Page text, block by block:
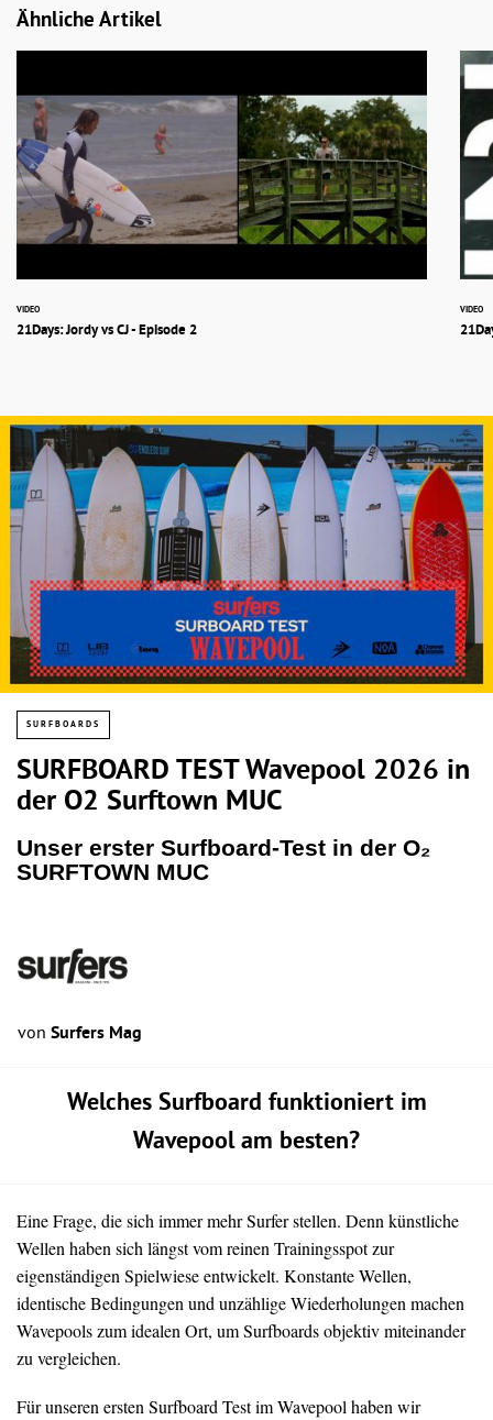
Ähnliche Artikel
VIDEO
21Days: Jordy vs CJ - Episode 2
VIDEO
SURFBOARDS
SURFBOARD TEST Wavepool 2026 in
der O2 Surftown MUC
Unser erster Surfboard-Test in der O₂
SURFTOWN MUC
von Surfers Mag
Welches Surfboard funktioniert im
Wavepool am besten?
Eine Frage, die sich immer mehr Surfer stellen. Denn künstliche
Wellen haben sich längst vom reinen Trainingsspot zur
eigenständigen Spielwiese entwickelt. Konstante Wellen,
identische Bedingungen und unzählige Wiederholungen machen
Wavepools zum idealen Ort, um Surfboards objektiv miteinander
zu vergleichen.
Für unseren ersten Surfboard Test im Wavepool haben wir